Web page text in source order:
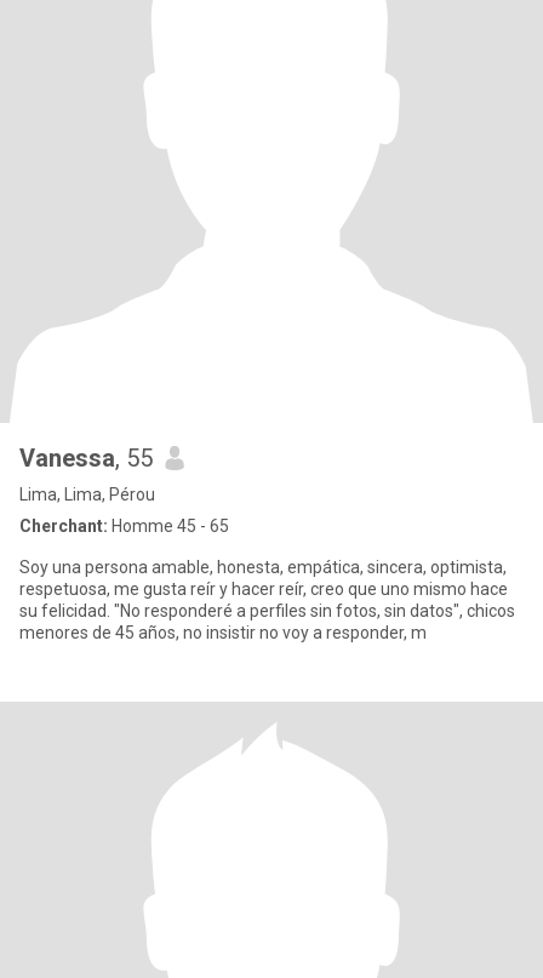
Vanessa, 55
Lima, Lima, Pérou
Cherchant: Homme 45 - 65
Soy una persona amable, honesta, empática, sincera, optimista,
respetuosa, me gusta reír y hacer reír, creo que uno mismo hace
su felicidad. "No responderé a perfiles sin fotos, sin datos", chicos
menores de 45 años, no insistir no voy a responder, m